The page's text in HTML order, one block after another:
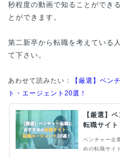
秒程度の動画で知ることができ
とができます。
第二新卒から転職を考えている
て下さい。
あわせて読みたい：
【厳選】ベン
ト・エージェント20選！
【厳選】
転職サイト
ベンチャー企
めの転職サイ